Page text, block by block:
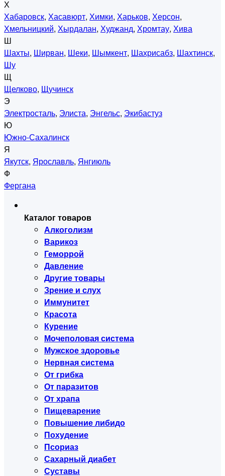
Х
Хабаровск, Хасавюрт, Химки, Харьков, Херсон,
Хмельницкий, Хырдалан, Худжанд, Хромтау, Хива
Ш
Шахты, Ширван, Шеки, Шымкент, Шахрисабз, Шахтинск,
Шу
Щ
Щелково, Щучинск
Э
Электросталь, Элиста, Энгельс, Экибастуз
Ю
Южно-Сахалинск
Я
Якутск, Ярославль, Янгиюль
Ф
Фергана
Каталог товаров
Алкоголизм
Варикоз
Геморрой
Давление
Другие товары
Зрение и слух
Иммунитет
Красота
Курение
Мочеполовая система
Мужское здоровье
Нервная система
От грибка
От паразитов
От храпа
Пищеварение
Повышение либидо
Похудение
Псориаз
Сахарный диабет
Суставы